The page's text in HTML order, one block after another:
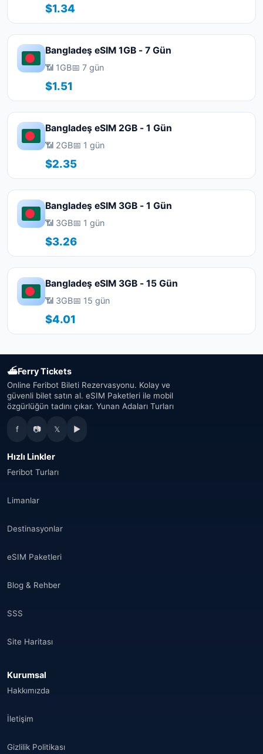
$1.34
Bangladeş eSIM 1GB - 7 Gün
📶 1GB📅 7 gün
$1.51
Bangladeş eSIM 2GB - 1 Gün
📶 2GB📅 1 gün
$2.35
Bangladeş eSIM 3GB - 1 Gün
📶 3GB📅 1 gün
$3.26
Bangladeş eSIM 3GB - 15 Gün
📶 3GB📅 15 gün
$4.01
⛴Ferry Tickets
Online Feribot Bileti Rezervasyonu. Kolay ve
güvenli bilet satın al. eSIM Paketleri ile mobil
özgürlüğün tadını çıkar. Yunan Adaları Turları
f 📷 𝕏 ▶
Hızlı Linkler
Feribot Turları
Limanlar
Destinasyonlar
eSIM Paketleri
Blog & Rehber
SSS
Site Haritası
Kurumsal
Hakkımızda
İletişim
Gizlilik Politikası